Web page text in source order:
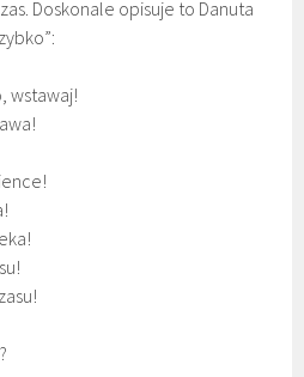
Doskonale opisuje to Danuta
wstawaj!